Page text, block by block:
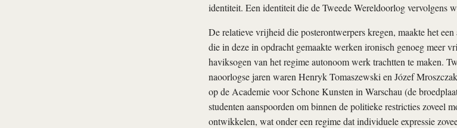
identiteit. Een identiteit die de Tweede Wereldoorlog vervolgens
De relatieve vrijheid die posterontwerpers kregen, maakte het
die in deze in opdracht gemaakte werken ironisch genoeg meer
haviksogen van het regime autonoom werk trachtten te maken.
naoorlogse jaren waren Henryk Tomaszewski en Józef
op de Academie voor Schone Kunsten in Warschau (de
studenten aanspoorden om binnen de politieke restricties zoveel
ontwikkelen, wat onder een regime dat individuele expressie